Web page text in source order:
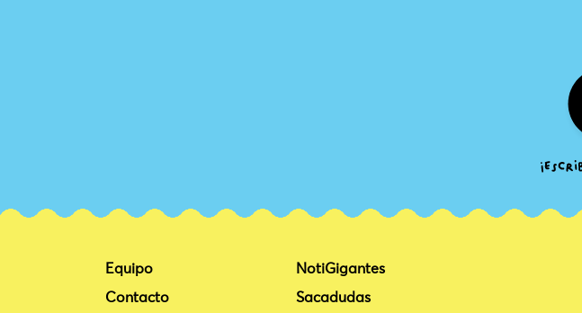
Equipo
Contacto
NotiGigantes
Sacadudas